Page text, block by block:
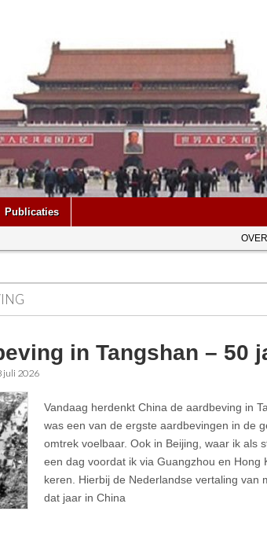
Publicaties
in Tangshan – 50
juli 2026
Vandaag herdenkt China de aardbeving in
was een van de ergste aardbevingen in de
omtrek voelbaar. Ook in Beijing, waar ik als
een dag voordat ik via Guangzhou en Hong
keren. Hierbij de Nederlandse vertaling van
dat jaar in China